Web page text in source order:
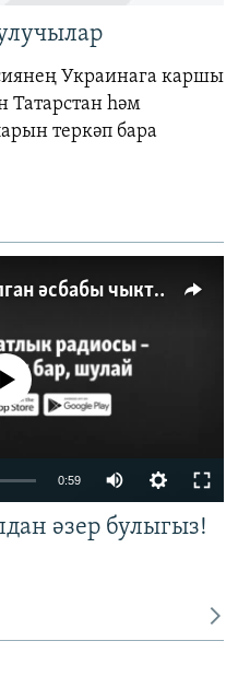
Украинага каршы
Татарстан һәм
теркәп бара
Азатлыкның яңартылган әсбабы чыкты
currently available
0:59
әзер булыгыз!